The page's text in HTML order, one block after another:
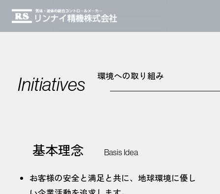
Initiatives 環境への取り組み
基本理念 Basis Idea
お客様の安全と満足と共に、地球環境に優し